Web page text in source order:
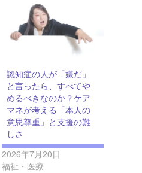
認知症の人が「嫌だ」
と言ったら、すべてや
めるべきなのか？ケア
マネが考える「本人の
意思尊重」と支援の難
しさ
2026年7月20日
福祉・医療